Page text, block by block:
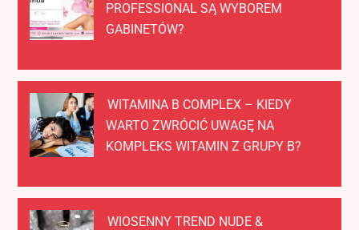
PROFESSIONAL SĄ WYBOREM
GABINETÓW?
WITAMINA B COMPLEX – KIEDY
WARTO ZWRÓCIĆ UWAGĘ NA
KOMPLEKS WITAMIN Z GRUPY B?
WIOSENNY TREND NUDE &